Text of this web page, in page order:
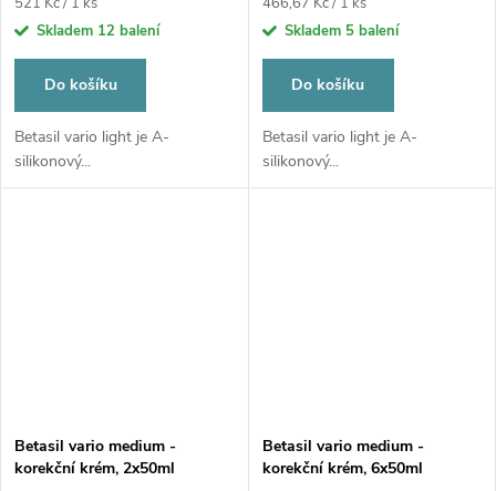
cena:Skladem 12 balení
Do košíku
Betasil vario light je A-
silikonový...
cena:Skladem 5 balení
Do košíku
Betasil vario light je A-
silikonový...
Betasil vario medium -
korekční krém, 2x50ml
Betasil vario medium -
korekční krém, 6x50ml